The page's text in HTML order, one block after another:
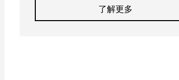
了解更多